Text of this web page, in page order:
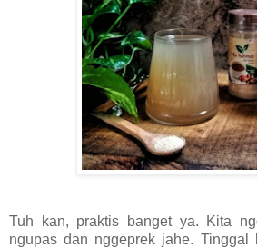
Tuh kan, praktis banget ya. Kita
ngupas dan nggeprek jahe. Tinggal